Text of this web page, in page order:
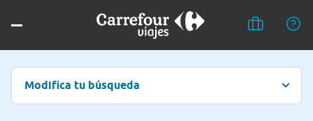
Modifica tu búsqueda